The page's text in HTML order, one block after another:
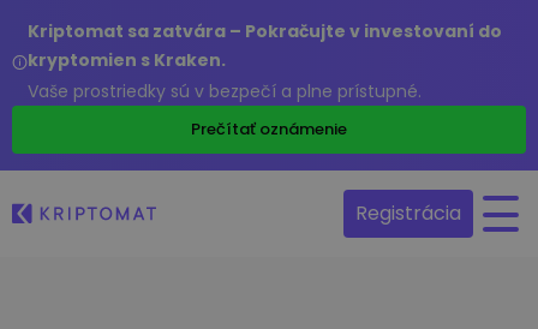
Kriptomat sa zatvára – Pokračujte v investovaní do
kryptomien s Kraken.
Vaše prostriedky sú v bezpečí a plne prístupné.
Prečítať oznámenie
Registrácia